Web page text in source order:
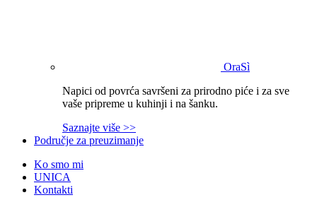
OraSì
Napici od povrća savršeni za prirodno piće i za sve
vaše pripreme u kuhinji i na šanku.
Saznajte više >>
Područje za preuzimanje
Ko smo mi
UNICA
Kontakti